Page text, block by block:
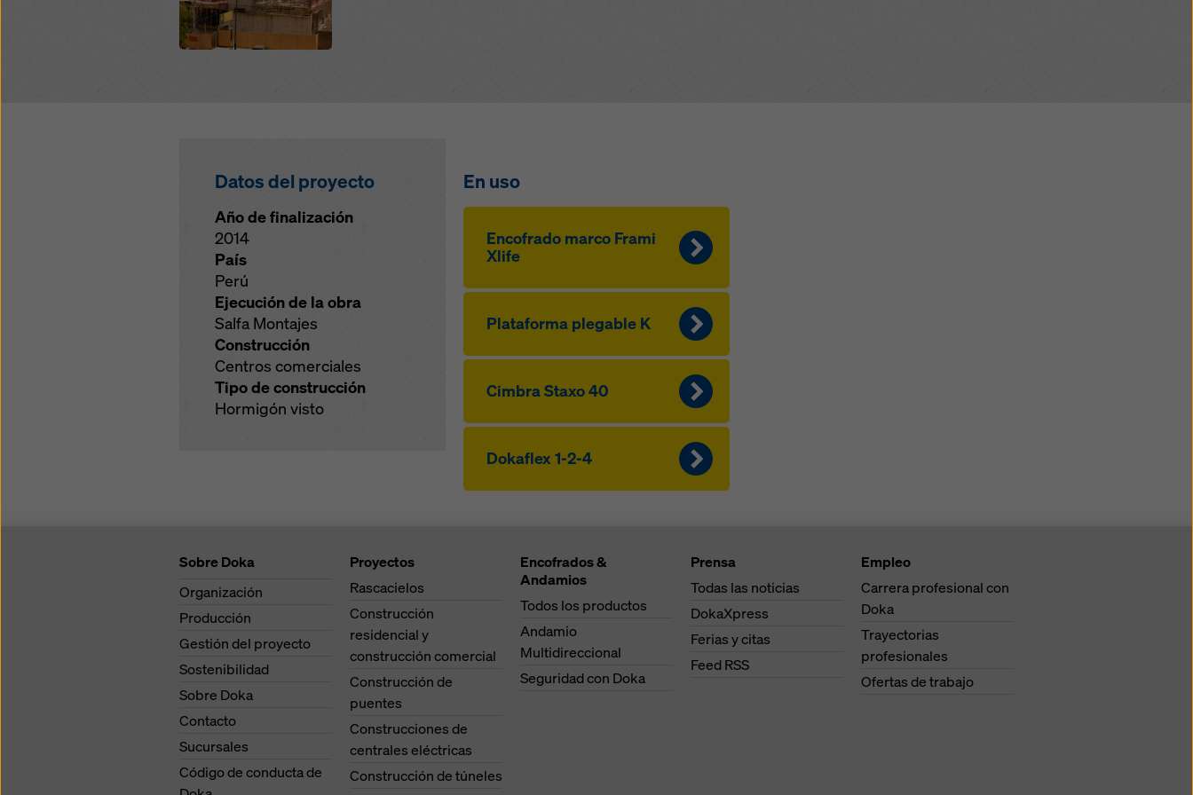
Datos del proyecto
Año de finalización
2014
País
Perú
Ejecución de la obra
Salfa Montajes
Construcción
Centros comerciales
Tipo de construcción
Hormigón visto
En uso
Encofrado marco Frami
Xlife
Plataforma plegable K
Cimbra Staxo 40
Dokaflex 1-2-4
Sobre Doka
Organización
Producción
Gestión del proyecto
Sostenibilidad
Sobre Doka
Contacto
Sucursales
Código de conducta de
Proyectos
Rascacielos
Construcción
residencial y
construcción comercial
Construcción de
puentes
Construcciones de
centrales eléctricas
Construcción de túneles
Encofrados &
Andamios
Todos los productos
Andamio
Multidireccional
Seguridad con Doka
Prensa
Todas las noticias
DokaXpress
Ferias y citas
Feed RSS
Empleo
Carrera profesional con
Doka
Trayectorias
profesionales
Ofertas de trabajo